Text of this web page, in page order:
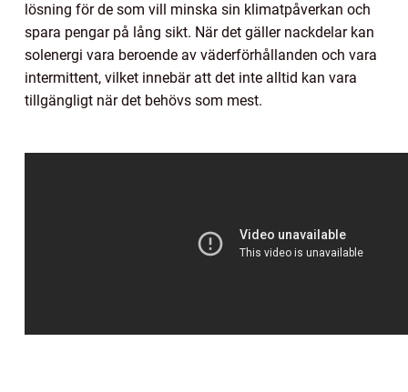
lösning för de som vill minska sin klimatpåverkan och
spara pengar på lång sikt. När det gäller nackdelar kan
solenergi vara beroende av väderförhållanden och vara
intermittent, vilket innebär att det inte alltid kan vara
tillgängligt när det behövs som mest.